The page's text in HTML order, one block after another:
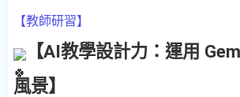
【教師研習】
【AI教學設計力：運用
風景】